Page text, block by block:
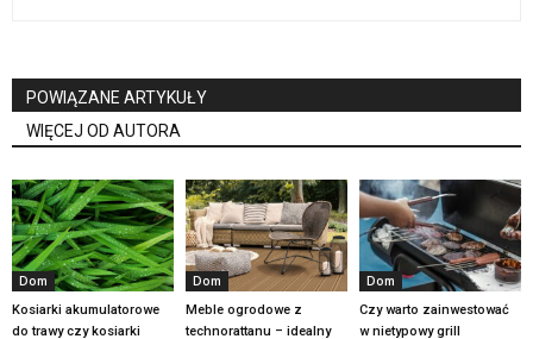
POWIĄZANE ARTYKUŁY
WIĘCEJ OD AUTORA
Dom
Kosiarki akumulatorowe
do trawy czy kosiarki
Dom
Meble ogrodowe z
technorattanu – idealny
Dom
Czy warto zainwestować
w nietypowy grill